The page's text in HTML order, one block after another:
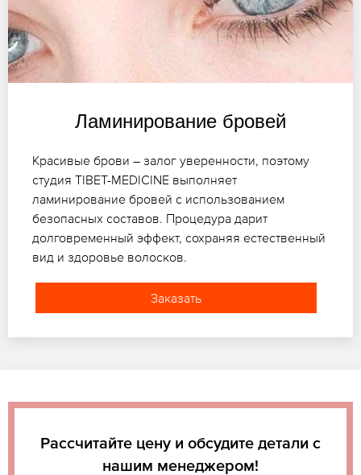
Ламинирование бровей
Красивые брови – залог уверенности, поэтому
студия TIBET-MEDICINE выполняет
ламинирование бровей с использованием
безопасных составов. Процедура дарит
долговременный эффект, сохраняя естественный
вид и здоровье волосков.
Заказать
Рассчитайте цену и обсудите детали с
нашим менеджером!